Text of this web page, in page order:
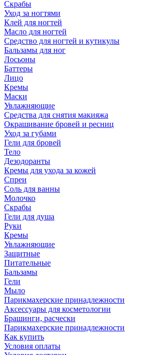
Скрабы
Уход за ногтями
Клей для ногтей
Масло для ногтей
Средство для ногтей и кутикулы
Бальзамы для ног
Лосьоны
Баттеры
Лицо
Кремы
Маски
Увлажняющие
Средства для снятия макияжа
Окрашивание бровей и ресниц
Уход за губами
Гели для бровей
Тело
Дезодоранты
Кремы для ухода за кожей
Спреи
Соль для ванны
Молочко
Скрабы
Гели для душа
Руки
Кремы
Увлажняющие
Защитные
Питательные
Бальзамы
Гели
Мыло
Парикмахерские принадлежности
Аксессуары для косметологии
Брашинги, расчески
Парикмахерские принадлежности
Как купить
Условия оплаты